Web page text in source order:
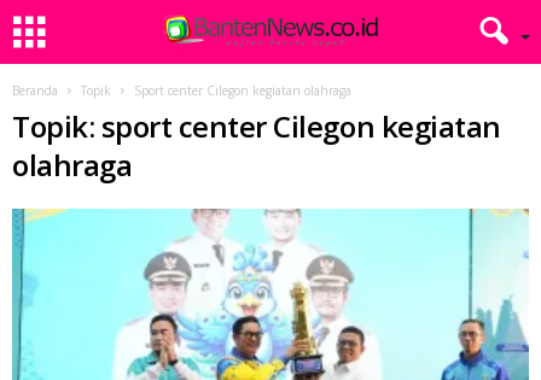
Beranda Topik Sport center Cilegon kegiatan olahraga
Topik: sport center Cilegon kegiatan
olahraga